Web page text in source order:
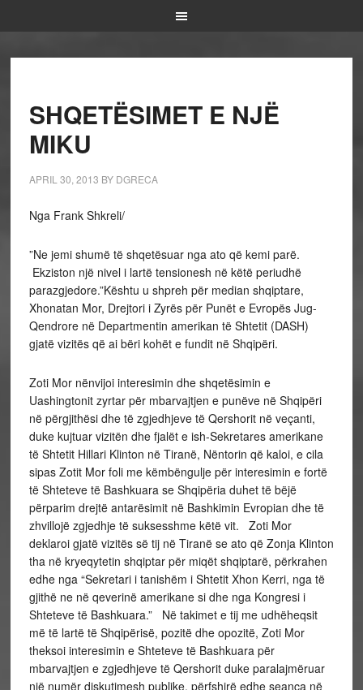
SHQETËSIMET E NJË
MIKU
APRIL 30, 2013 BY DGRECA
Nga Frank Shkreli/
”Ne jemi shumë të shqetësuar nga ato që kemi parë.
Ekziston një nivel i lartë tensionesh në këtë periudhë
parazgjedore.”Kështu u shpreh për median shqiptare,
Xhonatan Mor, Drejtori i Zyrës për Punët e Evropës Jug-
Qendrore në Departmentin amerikan të Shtetit (DASH)
gjatë vizitës që ai bëri kohët e fundit në Shqipëri.
Zoti Mor nënvijoi interesimin dhe shqetësimin e
Uashingtonit zyrtar për mbarvajtjen e punëve në Shqipëri
në përgjithësi dhe të zgjedhjeve të Qershorit në veçanti,
duke kujtuar vizitën dhe fjalët e ish-Sekretares amerikane
të Shtetit Hillari Klinton në Tiranë, Nëntorin që kaloi, e cila
sipas Zotit Mor foli me këmbëngulje për interesimin e fortë
të Shteteve të Bashkuara se Shqipëria duhet të bëjë
përparim drejtë antarësimit në Bashkimin Evropian dhe të
zhvillojë zgjedhje të suksesshme këtë vit. Zoti Mor
deklaroi gjatë vizitës së tij në Tiranë se ato që Zonja Klinton
tha në kryeqytetin shqiptar për miqët shqiptarë, përkrahen
edhe nga “Sekretari i tanishëm i Shtetit Xhon Kerri, nga të
gjithë ne në qeverinë amerikane si dhe nga Kongresi i
Shteteve të Bashkuara.” Në takimet e tij me udhëheqsit
më të lartë të Shqipërisë, pozitë dhe opozitë, Zoti Mor
theksoi interesimin e Shteteve të Bashkuara për
mbarvajtjen e zgjedhjeve të Qershorit duke paralajmëruar
një numër diskutimesh publike, përfshirë edhe seanca në